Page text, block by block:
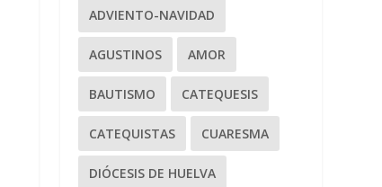
ADVIENTO-NAVIDAD
AGUSTINOS AMOR
BAUTISMO CATEQUESIS
CATEQUISTAS CUARESMA
DIÓCESIS DE HUELVA